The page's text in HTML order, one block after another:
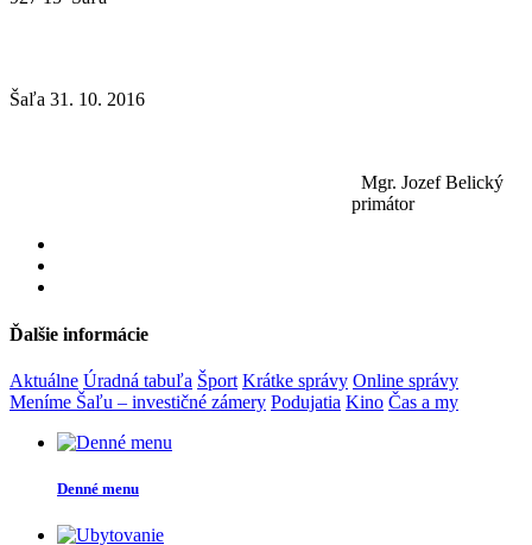
Šaľa 31. 10. 2016
Mgr. Jozef Belický
primátor
Ďalšie informácie
Aktuálne Úradná tabuľa Šport Krátke správy Online správy
Meníme Šaľu – investičné zámery Podujatia Kino Čas a my
Denné menu